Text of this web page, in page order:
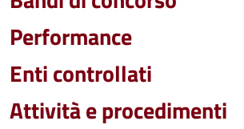
Performance
Enti controllati
Attività e procedimenti